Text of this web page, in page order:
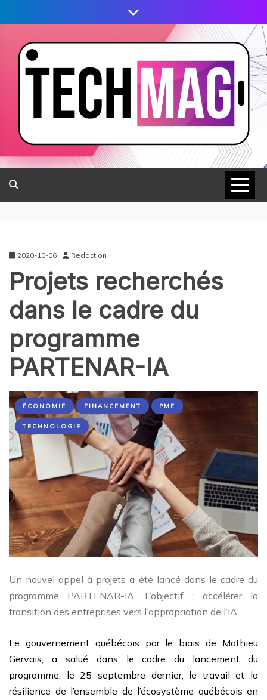
2020-10-06 Redaction
Projets recherchés
dans le cadre du
programme
PARTENAR-IA
ÉCONOMIE FINANCEMENT PME
TECHNOLOGIE
Un nouvel appel à projets a été lancé dans le cadre du
programme PARTENAR-IA. L’objectif : accélérer la
transition des entreprises vers l’appropriation de l’IA.
Le gouvernement québécois par le biais de Mathieu
Gervais, a salué dans le cadre du lancement du
programme, le 25 septembre dernier, le travail et la
résilience de l’ensemble de l’écosystème québécois en